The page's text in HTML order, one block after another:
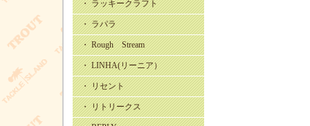
・ ラッキークラフト
・ ラパラ
・ Rough Stream
・ LINHA(リーニア）
・ リセント
・ リトリークス